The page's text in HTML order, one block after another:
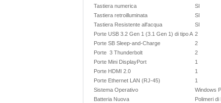
Tastiera numerica
SI
Tastiera retroilluminata
SI
Tastiera Resistente all'acqua
SI
Porte USB 3.2 Gen 1 (3.1 Gen 1) di tipo A 2
Porte SB Sleep-and-Charge
2
Porte 3 Thunderbolt
2
Porte Mini DisplayPort
1
Porte HDMI 2.0
1
Porte Ethernet LAN (RJ-45)
1
Sistema Operativo
Windows
Batteria Nuova
Polimeri